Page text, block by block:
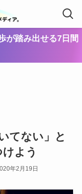
が踏み出せる7日間
てない」と
よう
年2月19日